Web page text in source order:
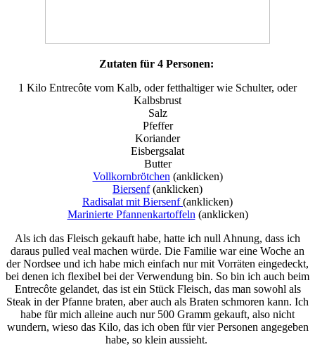
Zutaten für 4 Personen:
1 Kilo Entrecôte vom Kalb, oder fetthaltiger wie Schulter, oder
Kalbsbrust
Salz
Pfeffer
Koriander
Eisbergsalat
Butter
Vollkornbrötchen(anklicken)
Biersenf(anklicken)
Radisalat mit Biersenf(anklicken)
Marinierte Pfannenkartoffeln(anklicken)
Als ich das Fleisch gekauft habe, hatte ich null Ahnung, dass ich
daraus pulled veal machen würde. Die Familie war eine Woche an
der Nordsee und ich habe mich einfach nur mit Vorräten eingedeckt,
bei denen ich flexibel bei der Verwendung bin. So bin ich auch beim
Entrecôte gelandet, das ist ein Stück Fleisch, das man sowohl als
Steak in der Pfanne braten, aber auch als Braten schmoren kann. Ich
habe für mich alleine auch nur 500 Gramm gekauft, also nicht
wundern, wieso das Kilo, das ich oben für vier Personen angegeben
habe, so klein aussieht.